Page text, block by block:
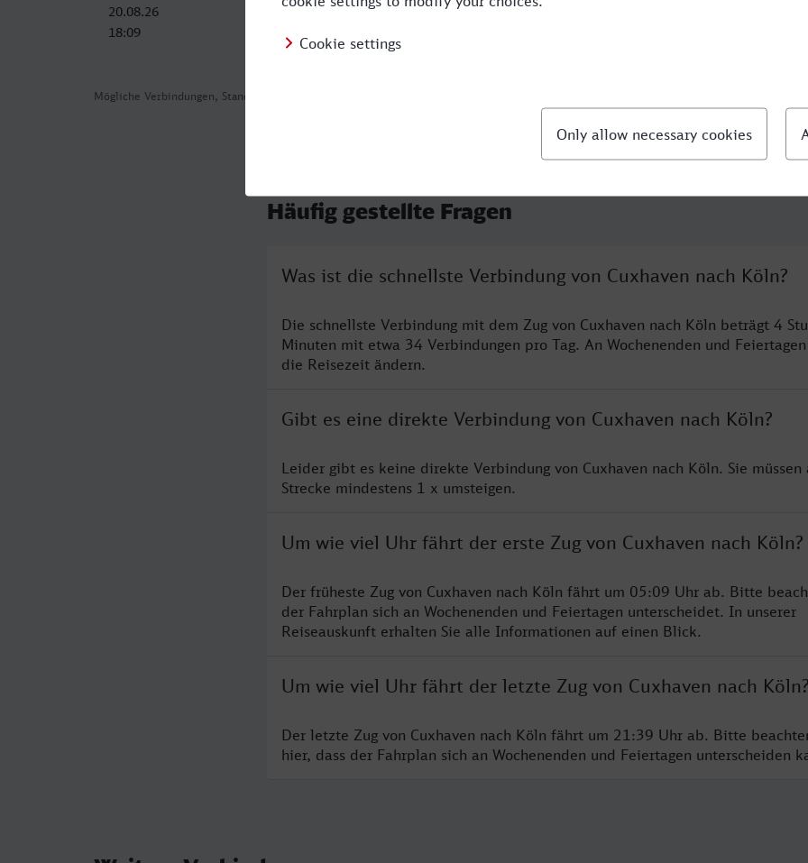
Mögliche Verbindungen, Stand: 2026-08-06 02:55
20.08.26
18:09
21.08.26
Häufig gestellte Fragen
Was ist die schnellste Verbindung von Cuxhaven nach Köln?
Die schnellste Verbindung mit dem Zug von Cuxhaven nach Köln beträgt 4
Minuten mit etwa 34 Verbindungen pro Tag. An Wochenenden und
die Reisezeit ändern.
Gibt es eine direkte Verbindung von Cuxhaven nach Köln?
Leider gibt es keine direkte Verbindung von Cuxhaven nach Köln. Sie müssen
Strecke mindestens 1 x umsteigen.
Um wie viel Uhr fährt der erste Zug von Cuxhaven nach Köln?
Der früheste Zug von Cuxhaven nach Köln fährt um 05:09 Uhr ab. Bitte
der Fahrplan sich an Wochenenden und Feiertagen unterscheidet. In unserer
Reiseauskunft erhalten Sie alle Informationen auf einen Blick.
Um wie viel Uhr fährt der letzte Zug von Cuxhaven nach Köln?
Der letzte Zug von Cuxhaven nach Köln fährt um 21:39 Uhr ab. Bitte
hier, dass der Fahrplan sich an Wochenenden und Feiertagen unterscheiden